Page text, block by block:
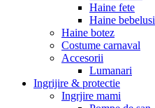
Haine fete
Haine bebelusi
Haine botez
Costume carnaval
Accesorii
Lumanari
Ingrijire & protectie
Ingrjire mami